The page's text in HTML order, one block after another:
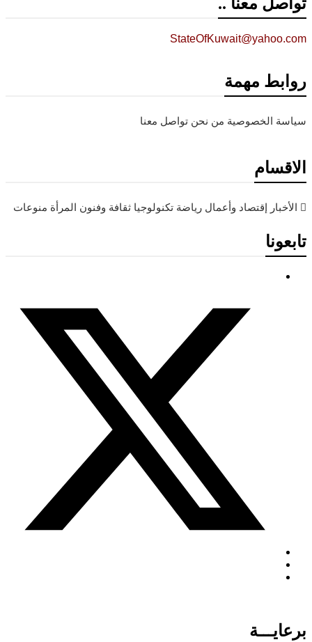
StateOfKuwait@yahoo.com
روابط مهمة
سياسة الخصوصية من نحن تواصل معنا
الاقسام
الأخبار إقتصاد وأعمال رياضة تكنولوجيا ثقافة وفنون المرأة منوعات
تابعونا
برعايـــة